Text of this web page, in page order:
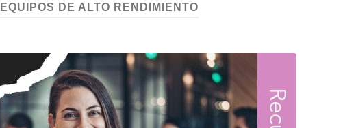
EQUIPOS DE ALTO RENDIMIENTO